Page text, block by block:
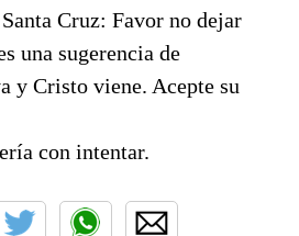
Cruz: Favor no dejar
una sugerencia de
y Cristo viene. Acepte su
con intentar.